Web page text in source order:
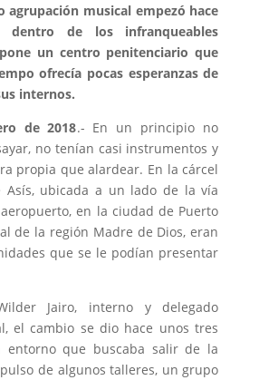
agrupación musical empezó hace
dentro de los infranqueables
un centro penitenciario que
ofrecía pocas esperanzas de
internos.
de 2018.- En un principio no
no tenían casi instrumentos y
propia que alardear. En la cárcel
Asís, ubicada a un lado de la vía
en la ciudad de Puerto
de la región Madre de Dios, eran
que se le podían presentar
Jairo, interno y delegado
el cambio se dio hace unos tres
entorno que buscaba salir de la
de algunos talleres, un grupo